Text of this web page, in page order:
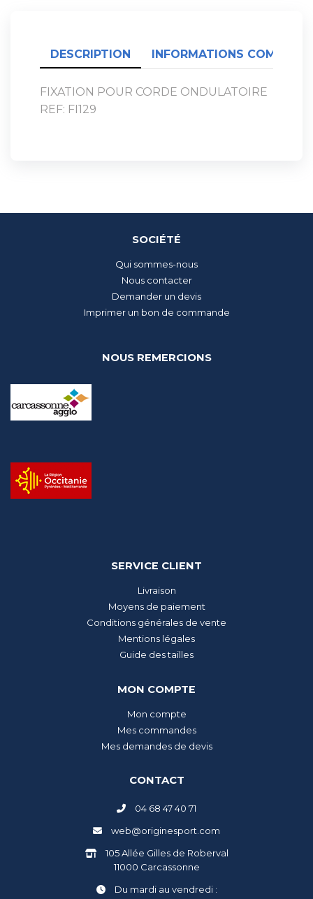
DESCRIPTION INFORMATIONS
FIXATION POUR CORDE ONDULATOIRE
REF: FI129
SOCIÉTÉ
Qui sommes-nous
Nous contacter
Demander un devis
Imprimer un bon de commande
NOUS REMERCIONS
SERVICE CLIENT
Livraison
Moyens de paiement
Conditions générales de vente
Mentions légales
Guide des tailles
MON COMPTE
Mon compte
Mes commandes
Mes demandes de devis
CONTACT
04 68 47 40 71
web@originesport.com
105 Allée Gilles de Roberval
11000 Carcassonne
Du mardi au vendredi :